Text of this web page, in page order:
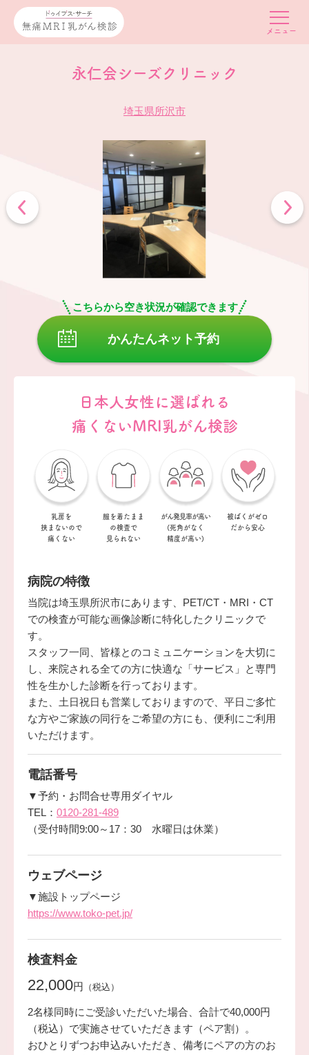
永仁会シーズクリニック
埼玉県所沢市
こちらから空き状況が確認できます
かんたんネット予約
日本人女性に選ばれる
痛くないMRI乳がん検診
乳房を
挟まない ので
痛くない
服を着たまま
の検査で
見られない
がん発見率が高い
(死角がなく
精度が高い)
被ばくがゼロ
だから安心
病院の特徴
当院は埼玉県所沢市にあります、PET/CT・MRI・CT
での検査が可能な画像診断に特化したクリニックで
す。
スタッフ一同、皆様とのコミュニケーションを大切に
し、来院される全ての方に快適な「サービス」と専門
性を生かした診断を行っております。
また、土日祝日も営業しておりますので、平日ご多忙
な方やご家族の同行をご希望の方にも、便利にご利用
いただけます。
電話番号
▼予約・お問合せ専用ダイヤル
TEL： 0120-281-489
（受付時間9:00～17：30 水曜日は休業）
ウェブページ
▼施設トップページ
https://www.toko-pet.jp/
検査料金
22,000円 （税込）
2名様同時にご受診いただいた場合、合計で40,000円
（税込）で実施させていただきます（ペア割）。
おひとりずつお申込みいただき、備考にペアの方のお